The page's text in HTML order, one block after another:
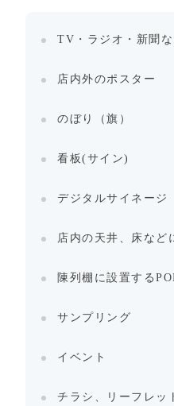
TV・ラジオ・新聞
店内外のポスター
のぼり（旗）
看板(サイン)
デジタルサイネージ
店内の天井、床など
陳列棚に設置する
サンプリング
イベント
チラシ、リーフレッ